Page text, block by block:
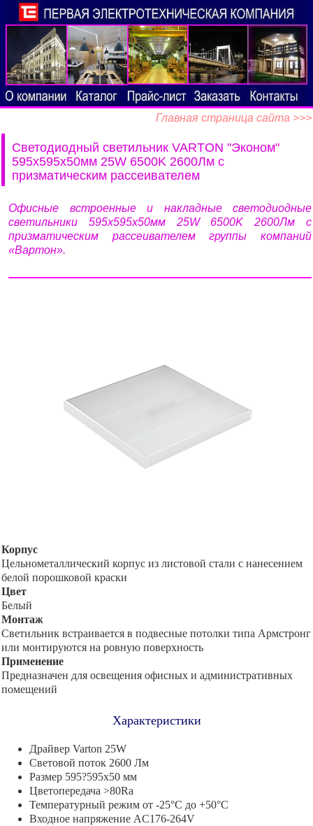
Главная страница сайта >>>
Светодиодный светильник VARTON "Эконом"
595х595х50мм 25W 6500K 2600Лм c
призматическим рассеивателем
Офисные встроенные и накладные светодиодные
светильники 595х595х50мм 25W 6500K 2600Лм c
призматическим рассеивателем группы компаний
«Вартон».
Корпус
Цельнометаллический корпус из листовой стали с нанесением
белой порошковой краски
Цвет
Белый
Монтаж
Светильник встраивается в подвесные потолки типа Армстронг
или монтируются на ровную поверхность
Применение
Предназначен для освещения офисных и административных
помещений
Характеристики
Драйвер Varton 25W
Световой поток 2600 Лм
Размер 595?595х50 мм
Цветопередача >80Ra
Температурный режим от -25°С до +50°С
Входное напряжение AC176-264V